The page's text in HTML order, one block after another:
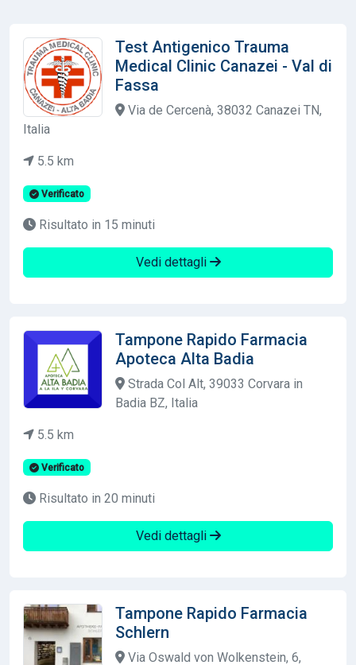
Test Antigenico Trauma
Medical Clinic Canazei - Val di
Fassa
Via de Cercenà, 38032 Canazei TN,
Italia
5.5 km
Verificato
Risultato in 15 minuti
Vedi dettagli
Tampone Rapido Farmacia
Apoteca Alta Badia
Strada Col Alt, 39033 Corvara in
Badia BZ, Italia
5.5 km
Verificato
Risultato in 20 minuti
Vedi dettagli
Tampone Rapido Farmacia
Schlern
Via Oswald von Wolkenstein, 6,